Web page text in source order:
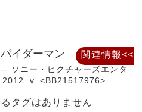
イダーマン
ソニー・ピクチャーズエンタ
2012. v. <BB21517976>
タグはありません
関連情報<<